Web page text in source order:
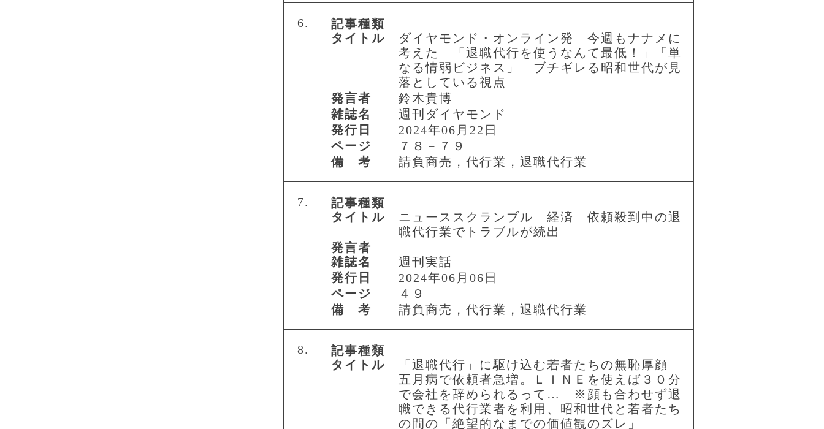
6.
記事種類
タイトル
ダイヤモンド・オンライン発 今週もナナメに
考えた 「退職代行を使うなんて最低！」「単
なる情弱ビジネス」 ブチギレる昭和世代が見
落としている視点
発言者
鈴木貴博
雑誌名
週刊ダイヤモンド
発行日
2024年06月22日
ページ
７８－７９
備 考
請負商売，代行業，退職代行業
7.
記事種類
タイトル
ニューススクランブル 経済 依頼殺到中の退
職代行業でトラブルが続出
発言者
雑誌名
週刊実話
発行日
2024年06月06日
ページ
４９
備 考
請負商売，代行業，退職代行業
8.
記事種類
タイトル
「退職代行」に駆け込む若者たちの無恥厚顔
五月病で依頼者急増。ＬＩＮＥを使えば３０分
で会社を辞められるって… ※顔も合わせず退
職できる代行業者を利用、昭和世代と若者たち
の間の「絶望的なまでの価値観のズレ」